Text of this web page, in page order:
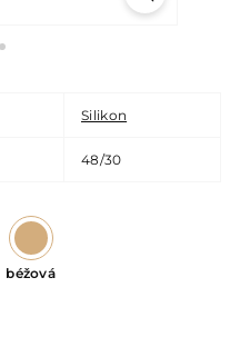
Silikon
48/30
béžová